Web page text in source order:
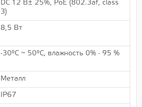
DC 12 В± 25%, PoE (802.3af, class
3)
8,5 Вт
-30°C ~ 50°C, влажность 0% - 95 %
Металл
IP67